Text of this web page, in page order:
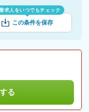
求人をいつでもチェック
この条件を保存
る